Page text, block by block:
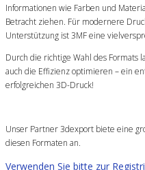
Informationen wie Farben und
Betracht ziehen. Für modernere
Unterstützung ist 3MF eine
Durch die richtige Wahl des Formats
auch die Effizienz optimieren – ein
erfolgreichen 3D-Druck!
Unser Partner 3dexport biete eine
diesen Formaten an.
Verwenden Sie bitte zur